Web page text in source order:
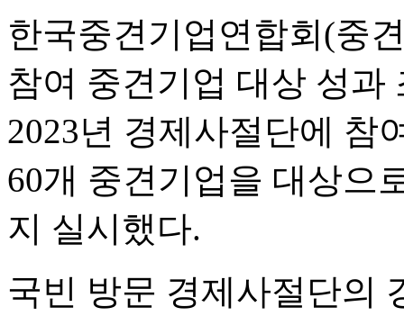
한국중견기업연합회(중
참여 중견기업 대상 성과
2023년 경제사절단에 참
60개 중견기업을 대상으
지 실시했다.
국빈 방문 경제사절단의